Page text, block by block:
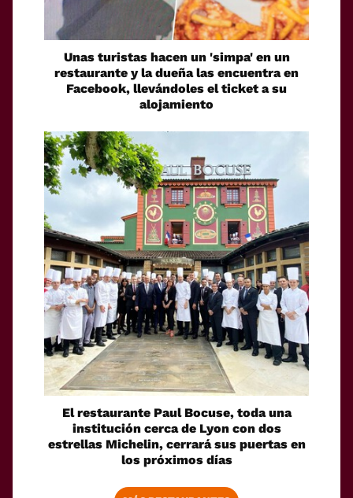
Unas turistas hacen un 'simpa' en un
restaurante y la dueña las encuentra en
Facebook, llevándoles el ticket a su
alojamiento
El restaurante Paul Bocuse, toda una
institución cerca de Lyon con dos
estrellas Michelin, cerrará sus puertas en
los próximos días